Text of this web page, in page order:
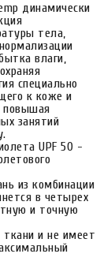
динамически
тела,
влаги,
специально
к коже и
повышая
занятий
UPF 50 -
из комбинации
в четырех
и точную
ткани и не имеет